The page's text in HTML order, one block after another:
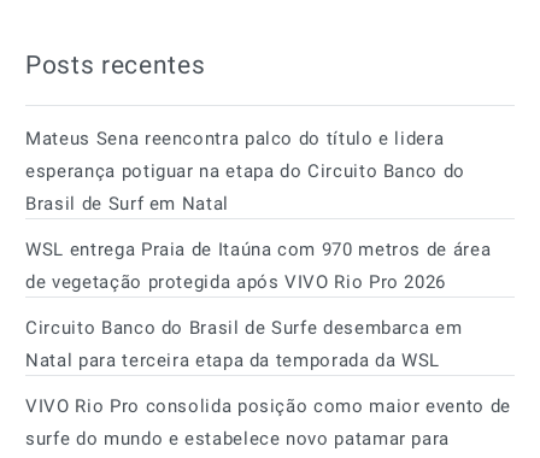
Posts recentes
Mateus Sena reencontra palco do título e lidera
esperança potiguar na etapa do Circuito Banco do
Brasil de Surf em Natal
WSL entrega Praia de Itaúna com 970 metros de área
de vegetação protegida após VIVO Rio Pro 2026
Circuito Banco do Brasil de Surfe desembarca em
Natal para terceira etapa da temporada da WSL
VIVO Rio Pro consolida posição como maior evento de
surfe do mundo e estabelece novo patamar para